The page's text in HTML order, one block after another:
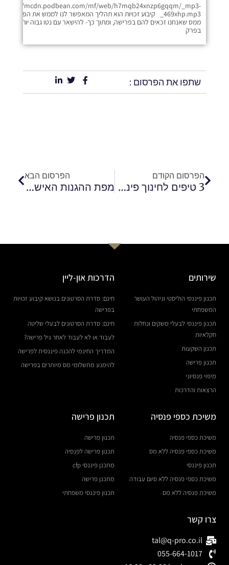
https://mcdn.podbean.com/mf/web/h7mqb24xnzp6gqqm/_mp3-
_469xhp.mp3 קיבוע זכויות הוא תהליך המאפשר לנו לממש את הפטורים
ממס שאנחנו זכאים להם בפרישה, ומתוך כך- להישאר עם נטו גבוה יותר ביד.
בפרק
שתפו את הפרסום :
הפרסום הקודם
3 טיפים לחינוך פיננסי מגיל צעיר
הפרסום הבא
מפת ההגנות האישיות שלכם
שירותים
תכנון פיננסי הוליסטי וניהול העושר
המשפחתי
תכנון פיננסי לבעלי משקים ונחלות
חקלאיות
תכנון השקעות
תכנון פרישה
מיפוי פנסיוני
הרצאות והדרכות
הדרכות און-ליין
חינם: סדרת הסרטונים בנושא קיבוע זכויות
בפרישה
חינם: סדרת הסרטונים לבעלי שליטה
לעבוד או לא לעבוד לאחר גיל פרישה?
המדריך החינמי להכנה פיננסית לפרישה
להימנע מתשלומי מס מיותרים בפרישה
משיכת כספי פנסיה
משיכת כספי פנסיה
משיכת כספי פנסיה ללא מס
תכנון פיננסי
משיכת כספי פנסיה ללא סיום עבודה
משיכת פנסיה ללא מס
תכנון פרישה
תכנון פרישה
תכנון פרישה לפנסיה
מתכנן פיננסי cfp
מתכנן פרישה
תכנון פיננסי משפחתי
צרו קשר
tal@q-pro.co.il
055-664-1017